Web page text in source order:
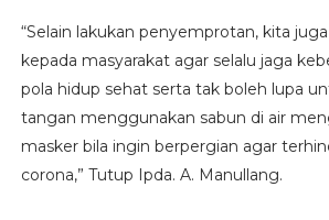
“Selain lakukan penyemprotan, kita
kepada masyarakat agar selalu jaga
pola hidup sehat serta tak boleh lupa
tangan menggunakan sabun di air
masker bila ingin berpergian agar
corona,” Tutup Ipda. A. Manullang.